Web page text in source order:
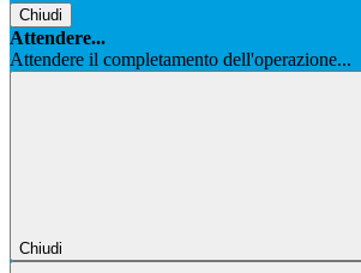
Chiudi
Attendere...
Attendere il completamento dell'operazione...
Chiudi